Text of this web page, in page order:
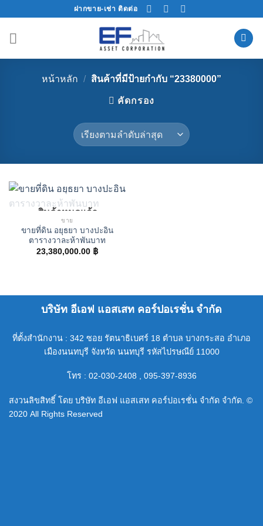
content
ฝากขาย-เช่า ติดต่อ
หน้าหลัก / สินค้าที่มีป้ายกำกับ “23380000”
คัดกรอง
สินค้าหมดแล้ว
ขาย
ขายที่ดิน อยุธยา บางปะอิน
ตารางวาละห้าพันบาท
23,380,000.00 ฿
บริษัท อีเอฟ แอสเสท คอร์ปอเรชั่น จำกัด
ที่ตั้งสำนักงาน : 342 ซอย รัตนาธิเบศร์ 18 ตำบล บางกระสอ อำเภอ
เมืองนนทบุรี จังหวัด นนทบุรี รหัสไปรษณีย์ 11000
โทร : 02-030-2408 , 095-397-8936
สงวนลิขสิทธิ์ โดย บริษัท อีเอฟ แอสเสท คอร์ปอเรชั่น จำกัด จำกัด. ©
2020 All Rights Reserved